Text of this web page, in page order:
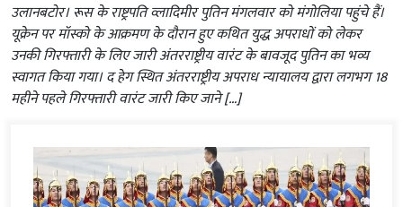
उलानबटोर। रूस के राष्ट्रपति व्लादिमीर पुतिन मंगलवार को मंगोलिया पहुंचे हैं।
यूक्रेन पर मॉस्को के आक्रमण के दौरान हुए कथित युद्ध अपराधों को लेकर
उनकी गिरफ्तारी के लिए जारी अंतरराष्ट्रीय वारंट के बावजूद पुतिन का भव्य
स्वागत किया गया। द हेग स्थित अंतरराष्ट्रीय अपराध न्यायालय द्वारा लगभग 18
महीने पहले गिरफ्तारी वारंट जारी किए जाने […]